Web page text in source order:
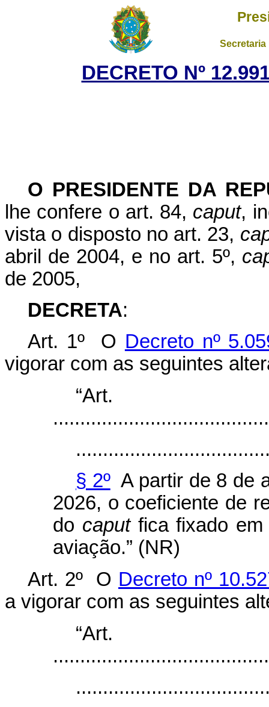
DECRETO Nº
O PRESIDENTE DA
lhe confere o art. 84, caput,
vista o disposto no art. 23,
abril de 2004, e no art. 5º,
de 2005,
DECRETA:
Art. 1º O Decreto nº
vigorar com as seguintes
§ 2ºA partir de 8 de
2026, o coeficiente de
do caputfica fixado em
aviação.” (NR)
Art. 2º O Decreto nº
a vigorar com as seguintes